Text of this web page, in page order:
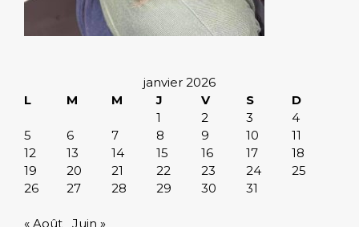
janvier 2026
L
M M J V S
D
1
2 3
4
5
6 7 8 9 10
11
12
13 14 15 16 17
18
19
20 21 22 23 24
25
26
27 28 29 30 31
« Août Juin »